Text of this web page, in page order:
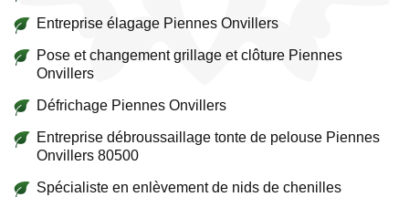
Entreprise élagage Piennes Onvillers
Pose et changement grillage et clôture Piennes
Onvillers
Défrichage Piennes Onvillers
Entreprise débroussaillage tonte de pelouse Piennes
Onvillers 80500
Spécialiste en enlèvement de nids de chenilles